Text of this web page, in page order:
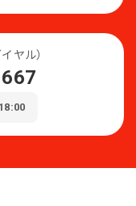
ヤル）